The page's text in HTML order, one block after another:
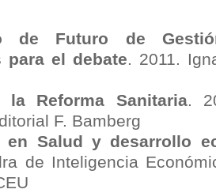
de Futuro de
para el debate. 2011.
la Reforma Sanitaria.
F. Bamberg
en Salud y desarrollo
de Inteligencia